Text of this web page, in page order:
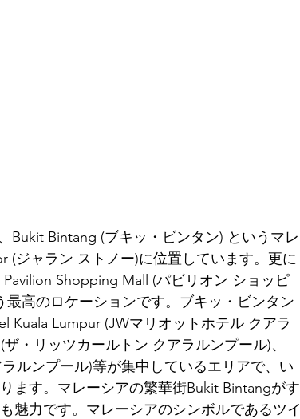
Bukit Bintang (ブキッ・ビンタン) というマレ
(ジャラン ストノー)に位置しています。更に
Shopping Mall (パビリオン ショッピ
最高のロケーションです。ブキッ・ビンタン
Lumpur (JWマリオットホテル クアラ
・リッツカールトン クアラルンプール)、
ルンプール)等が集中しているエリアで、い
ます。マレーシアの繁華街Bukit Bintangがす
魅力です。マレーシアのシンボルであるツイ